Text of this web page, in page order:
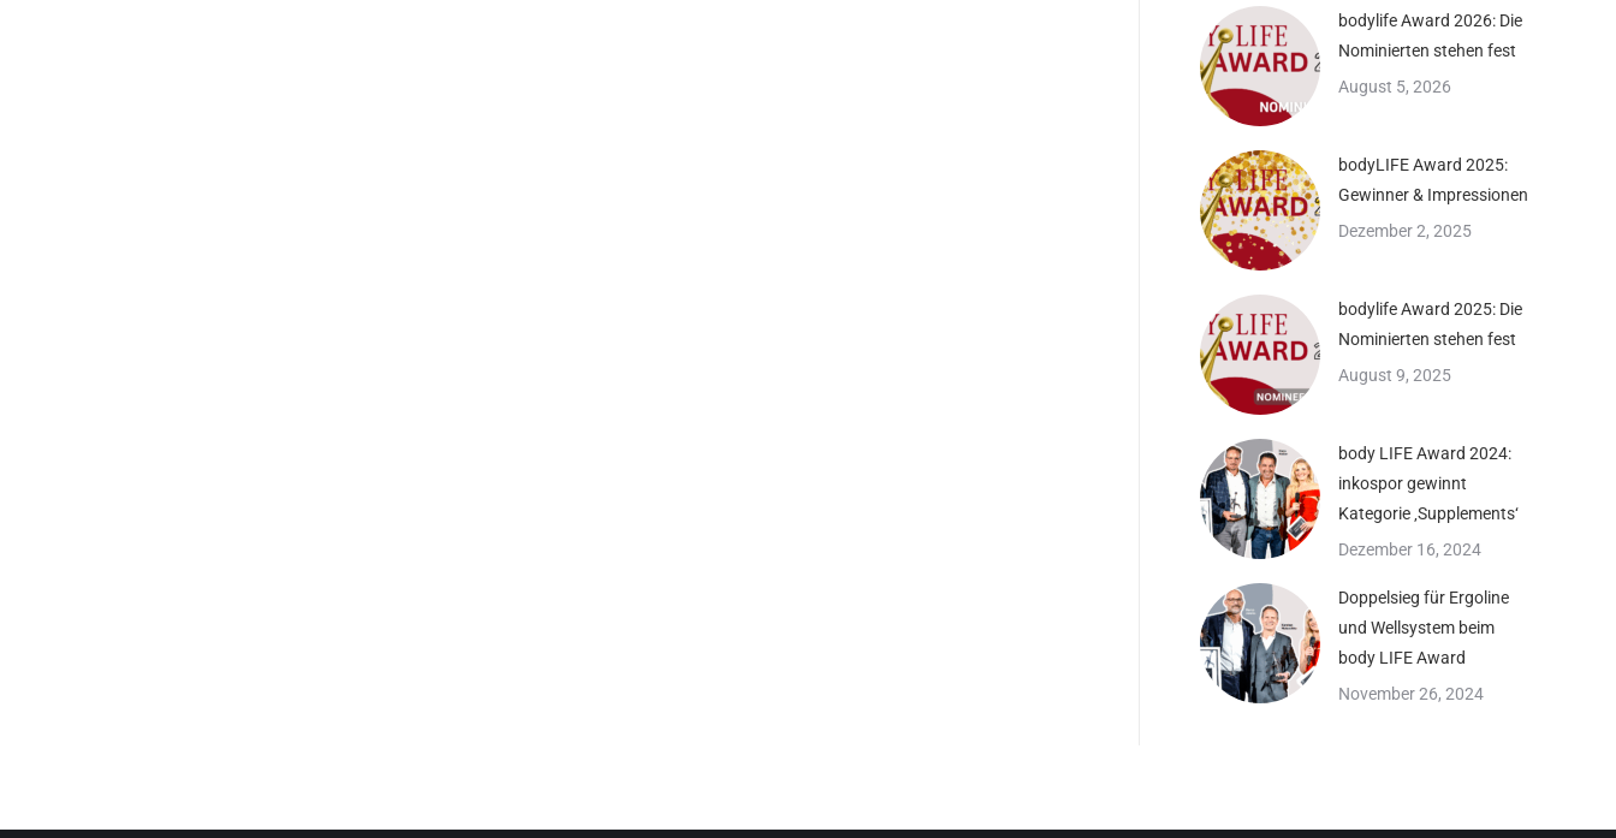
bodylife Award 2026: Die
Nominierten stehen fest
August 5, 2026
bodyLIFE Award 2025:
Gewinner & Impressionen
Dezember 2, 2025
bodylife Award 2025: Die
Nominierten stehen fest
August 9, 2025
body LIFE Award 2024:
inkospor gewinnt
Kategorie ‚Supplements‘
Dezember 16, 2024
Doppelsieg für Ergoline
und Wellsystem beim
body LIFE Award
November 26, 2024